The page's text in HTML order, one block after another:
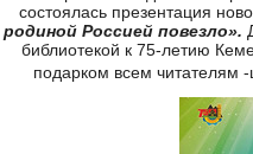
состоялась презентация
родиной Россией повезло».
библиотекой к 75-летию
подарком всем читателям